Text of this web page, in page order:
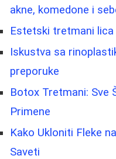
akne, komedone i
Estetski tretmani
Iskustva sa
preporuke
Botox Tretmani: Sve
Primene
Kako Ukloniti Fleke
Saveti